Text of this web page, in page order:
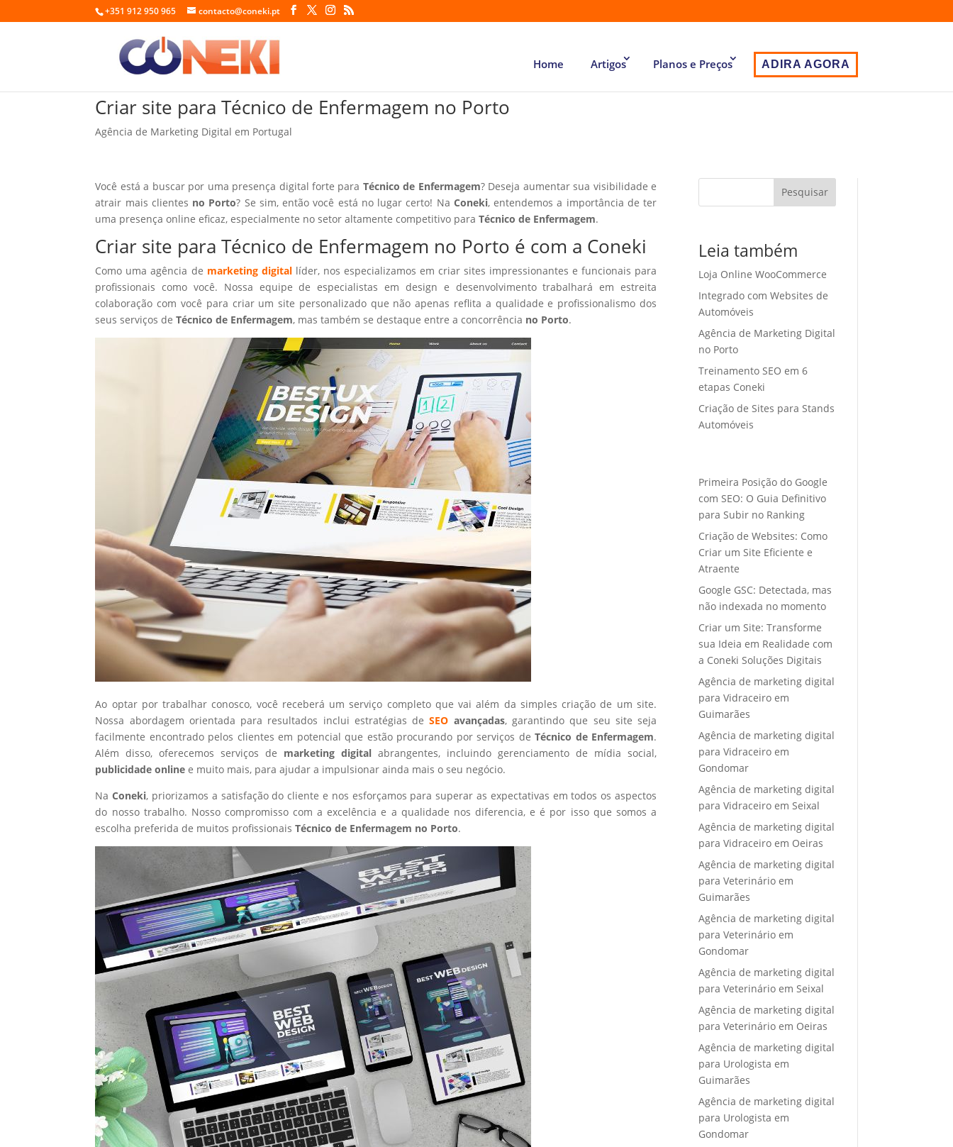
+351 912 950 965 contacto@coneki.pt
Home Artigos Planos e Preços ADIRA AGORA
Criar site para Técnico de Enfermagem no Porto
Agência de Marketing Digital em Portugal
Você está a buscar por uma presença digital forte para Técnico de Enfermagem? Deseja aumentar sua visibilidade e
atrair mais clientes no Porto? Se sim, então você está no lugar certo! Na Coneki, entendemos a importância de ter
uma presença online eficaz, especialmente no setor altamente competitivo paraTécnico de Enfermagem.
Criar site para Técnico de Enfermagem no Porto é com a Coneki
Como uma agência de marketing digitallíder, nos especializamos em criar sites impressionantes e funcionais para
profissionais como você. Nossa equipe de especialistas em design e desenvolvimento trabalhará em estreita
colaboração com você para criar um site personalizado que não apenas reflita a qualidade e profissionalismo dos
seus serviços deTécnico de Enfermagem, mas também se destaque entre a concorrência no Porto.
Ao optar por trabalhar conosco, você receberá um serviço completo que vai além da simples criação de um site.
Nossa abordagem orientada para resultados inclui estratégias deSEO avançadas, garantindo que seu site seja
facilmente encontrado pelos clientes em potencial que estão procurando por serviços deTécnico de Enfermagem.
Além disso, oferecemos serviços de marketing digitalabrangentes, incluindo gerenciamento de mídia social,
publicidade online e muito mais, para ajudar a impulsionar ainda mais o seu negócio.
NaConeki, priorizamos a satisfação do cliente e nos esforçamos para superar as expectativas em todos os aspectos
do nosso trabalho. Nosso compromisso com a excelência e a qualidade nos diferencia, e é por isso que somos a
escolha preferida de muitos profissionaisTécnico de Enfermagem no Porto.
Pesquisar
Leia também
Loja Online WooCommerce
Integrado com Websites de
Automóveis
Agência de Marketing Digital
no Porto
Treinamento SEO em 6
etapas Coneki
Criação de Sites para Stands
Automóveis
Primeira Posição do Google
com SEO: O Guia Definitivo
para Subir no Ranking
Criação de Websites: Como
Criar um Site Eficiente e
Atraente
Google GSC: Detectada, mas
não indexada no momento
Criar um Site: Transforme
sua Ideia em Realidade com
a Coneki Soluções Digitais
Agência de marketing digital
para Vidraceiro em
Guimarães
Agência de marketing digital
para Vidraceiro em
Gondomar
Agência de marketing digital
para Vidraceiro em Seixal
Agência de marketing digital
para Vidraceiro em Oeiras
Agência de marketing digital
para Veterinário em
Guimarães
Agência de marketing digital
para Veterinário em
Gondomar
Agência de marketing digital
para Veterinário em Seixal
Agência de marketing digital
para Veterinário em Oeiras
Agência de marketing digital
para Urologista em
Guimarães
Agência de marketing digital
para Urologista em
Gondomar